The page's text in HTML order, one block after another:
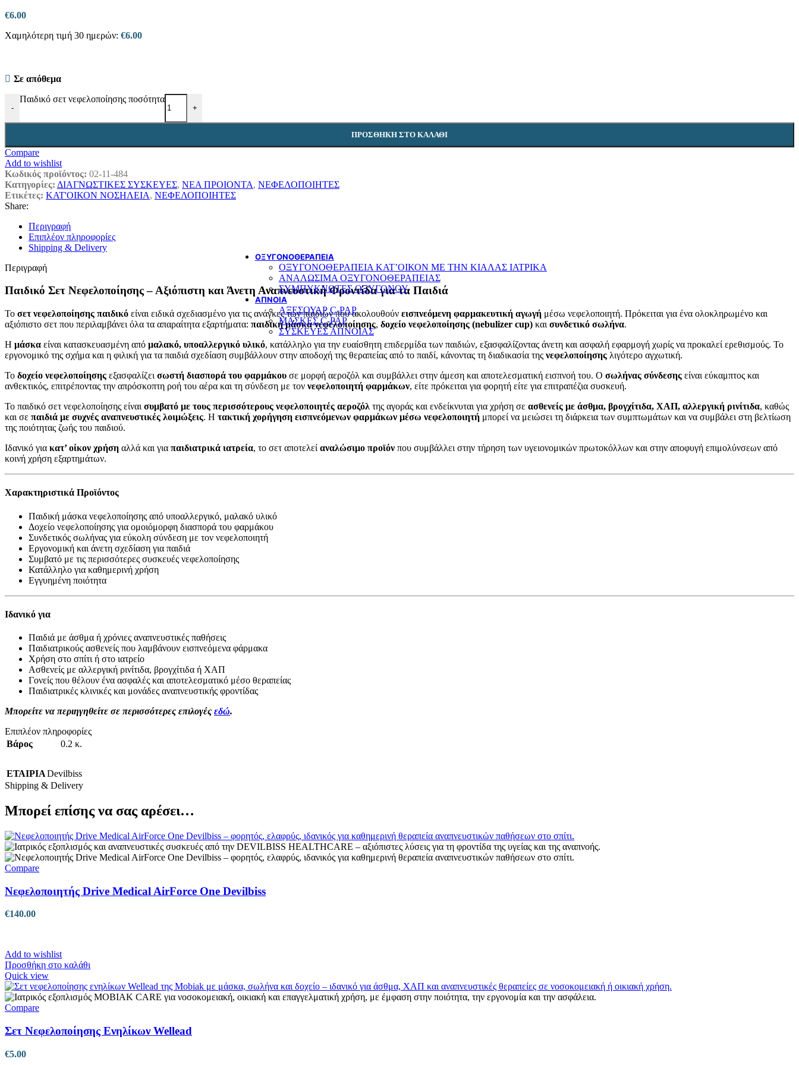
ROLLATOR
ΠΕΡΙΠΑΤΗΤΗΡΕΣ
ΑΝΑΠΗΡΙΚΑ ΑΜΑΞΙΔΙΑ
ΠΑΙΔΙΚΑ ΑΜΑΞΙΔΙΑ
ΟΞΥΓΟΝΟΘΕΡΑΠΕΙΑ
ΟΞΥΓΟΝΟΘΕΡΑΠΕΙΑ ΚΑΤ’ΟΙΚΟΝ ΜΕ ΤΗΝ ΚΙΑΛΑΣ ΙΑΤΡΙΚΑ
ΑΝΑΛΩΣΙΜΑ ΟΞΥΓΟΝΟΘΕΡΑΠΕΙΑΣ
ΣΥΜΠΥΚΝΩΤΕΣ ΟΞΥΓΟΝΟΥ
ΆΠΝΟΙΑ
ΑΞΕΣΟΥΑΡ C-PAP
ΜΑΣΚΕΣ C-PAP
ΣΥΣΚΕΥΕΣ ΑΠΝΟΙΑΣ
€6.00
Χαμηλότερη τιμή 30 ημερών: €6.00
Σε απόθεμα
-
Παιδικό σετ νεφελοποίησης ποσότητα
+
ΠΡΟΣΘΉΚΗ ΣΤΟ ΚΑΛΆΘΙ
Compare
Add to wishlist
Κωδικός προϊόντος: 02-11-484
Κατηγορίες: ΔΙΑΓΝΩΣΤΙΚΕΣ ΣΥΣΚΕΥΕΣ, ΝΕΑ ΠΡΟΙΟΝΤΑ, ΝΕΦΕΛΟΠΟΙΗΤΕΣ
Ετικέτες: ΚΑΤ'ΟΙΚΟΝ ΝΟΣΗΛΕΙΑ, ΝΕΦΕΛΟΠΟΙΗΤΕΣ
Share:
Περιγραφή
Επιπλέον πληροφορίες
Shipping & Delivery
Περιγραφή
Παιδικό Σετ Νεφελοποίησης – Αξιόπιστη και Άνετη Αναπνευστική Φροντίδα για τα Παιδιά
Το σετ νεφελοποίησης παιδικό είναι ειδικά σχεδιασμένο για τις ανάγκες των παιδιών που ακολουθούν εισπνεόμενη φαρμακευτική αγωγή μέσω νεφελοποιητή. Πρόκειται για ένα ολοκληρωμένο και
αξιόπιστο σετ που περιλαμβάνει όλα τα απαραίτητα εξαρτήματα: παιδική μάσκα νεφελοποίησης, δοχείο νεφελοποίησης (nebulizer cup) και συνδετικό σωλήνα.
Η μάσκα είναι κατασκευασμένη από μαλακό, υποαλλεργικό υλικό, κατάλληλο για την ευαίσθητη επιδερμίδα των παιδιών, εξασφαλίζοντας άνετη και ασφαλή εφαρμογή χωρίς να προκαλεί ερεθισμούς. Το
εργονομικό της σχήμα και η φιλική για τα παιδιά σχεδίαση συμβάλλουν στην αποδοχή της θεραπείας από το παιδί, κάνοντας τη διαδικασία της νεφελοποίησης λιγότερο αγχωτική.
Το δοχείο νεφελοποίησης εξασφαλίζει σωστή διασπορά του φαρμάκου σε μορφή αεροζόλ και συμβάλλει στην άμεση και αποτελεσματική εισπνοή του. Ο σωλήνας σύνδεσης είναι εύκαμπτος και
ανθεκτικός, επιτρέποντας την απρόσκοπτη ροή του αέρα και τη σύνδεση με τον νεφελοποιητή φαρμάκων, είτε πρόκειται για φορητή είτε για επιτραπέζια συσκευή.
Το παιδικό σετ νεφελοποίησης είναι συμβατό με τους περισσότερους νεφελοποιητές αεροζόλ της αγοράς και ενδείκνυται για χρήση σε ασθενείς με άσθμα, βρογχίτιδα, ΧΑΠ, αλλεργική ρινίτιδα, καθώς
και σε παιδιά με συχνές αναπνευστικές λοιμώξεις. Η τακτική χορήγηση εισπνεόμενων φαρμάκων μέσω νεφελοποιητή μπορεί να μειώσει τη διάρκεια των συμπτωμάτων και να συμβάλει στη βελτίωση
της ποιότητας ζωής του παιδιού.
Ιδανικό για κατ’ οίκον χρήση αλλά και για παιδιατρικά ιατρεία, το σετ αποτελεί αναλώσιμο προϊόν που συμβάλλει στην τήρηση των υγειονομικών πρωτοκόλλων και στην αποφυγή επιμολύνσεων από
κοινή χρήση εξαρτημάτων.
Χαρακτηριστικά Προϊόντος
Παιδική μάσκα νεφελοποίησης από υποαλλεργικό, μαλακό υλικό
Δοχείο νεφελοποίησης για ομοιόμορφη διασπορά του φαρμάκου
Συνδετικός σωλήνας για εύκολη σύνδεση με τον νεφελοποιητή
Εργονομική και άνετη σχεδίαση για παιδιά
Συμβατό με τις περισσότερες συσκευές νεφελοποίησης
Κατάλληλο για καθημερινή χρήση
Εγγυημένη ποιότητα
Ιδανικό για
Παιδιά με άσθμα ή χρόνιες αναπνευστικές παθήσεις
Παιδιατρικούς ασθενείς που λαμβάνουν εισπνεόμενα φάρμακα
Χρήση στο σπίτι ή στο ιατρείο
Ασθενείς με αλλεργική ρινίτιδα, βρογχίτιδα ή ΧΑΠ
Γονείς που θέλουν ένα ασφαλές και αποτελεσματικό μέσο θεραπείας
Παιδιατρικές κλινικές και μονάδες αναπνευστικής φροντίδας
Μπορείτε να περιηγηθείτε σε περισσότερες επιλογές εδώ.
Επιπλέον πληροφορίες
Βάρος
0.2 κ.
ΕΤΑΙΡΙΑDevilbiss
Shipping & Delivery
Μπορεί επίσης να σας αρέσει…
Compare
Νεφελοποιητής Drive Medical AirForce One Devilbiss
€140.00
Add to wishlist
Προσθήκη στο καλάθι
Quick view
Compare
Σετ Νεφελοποίησης Ενηλίκων Wellead
€5.00